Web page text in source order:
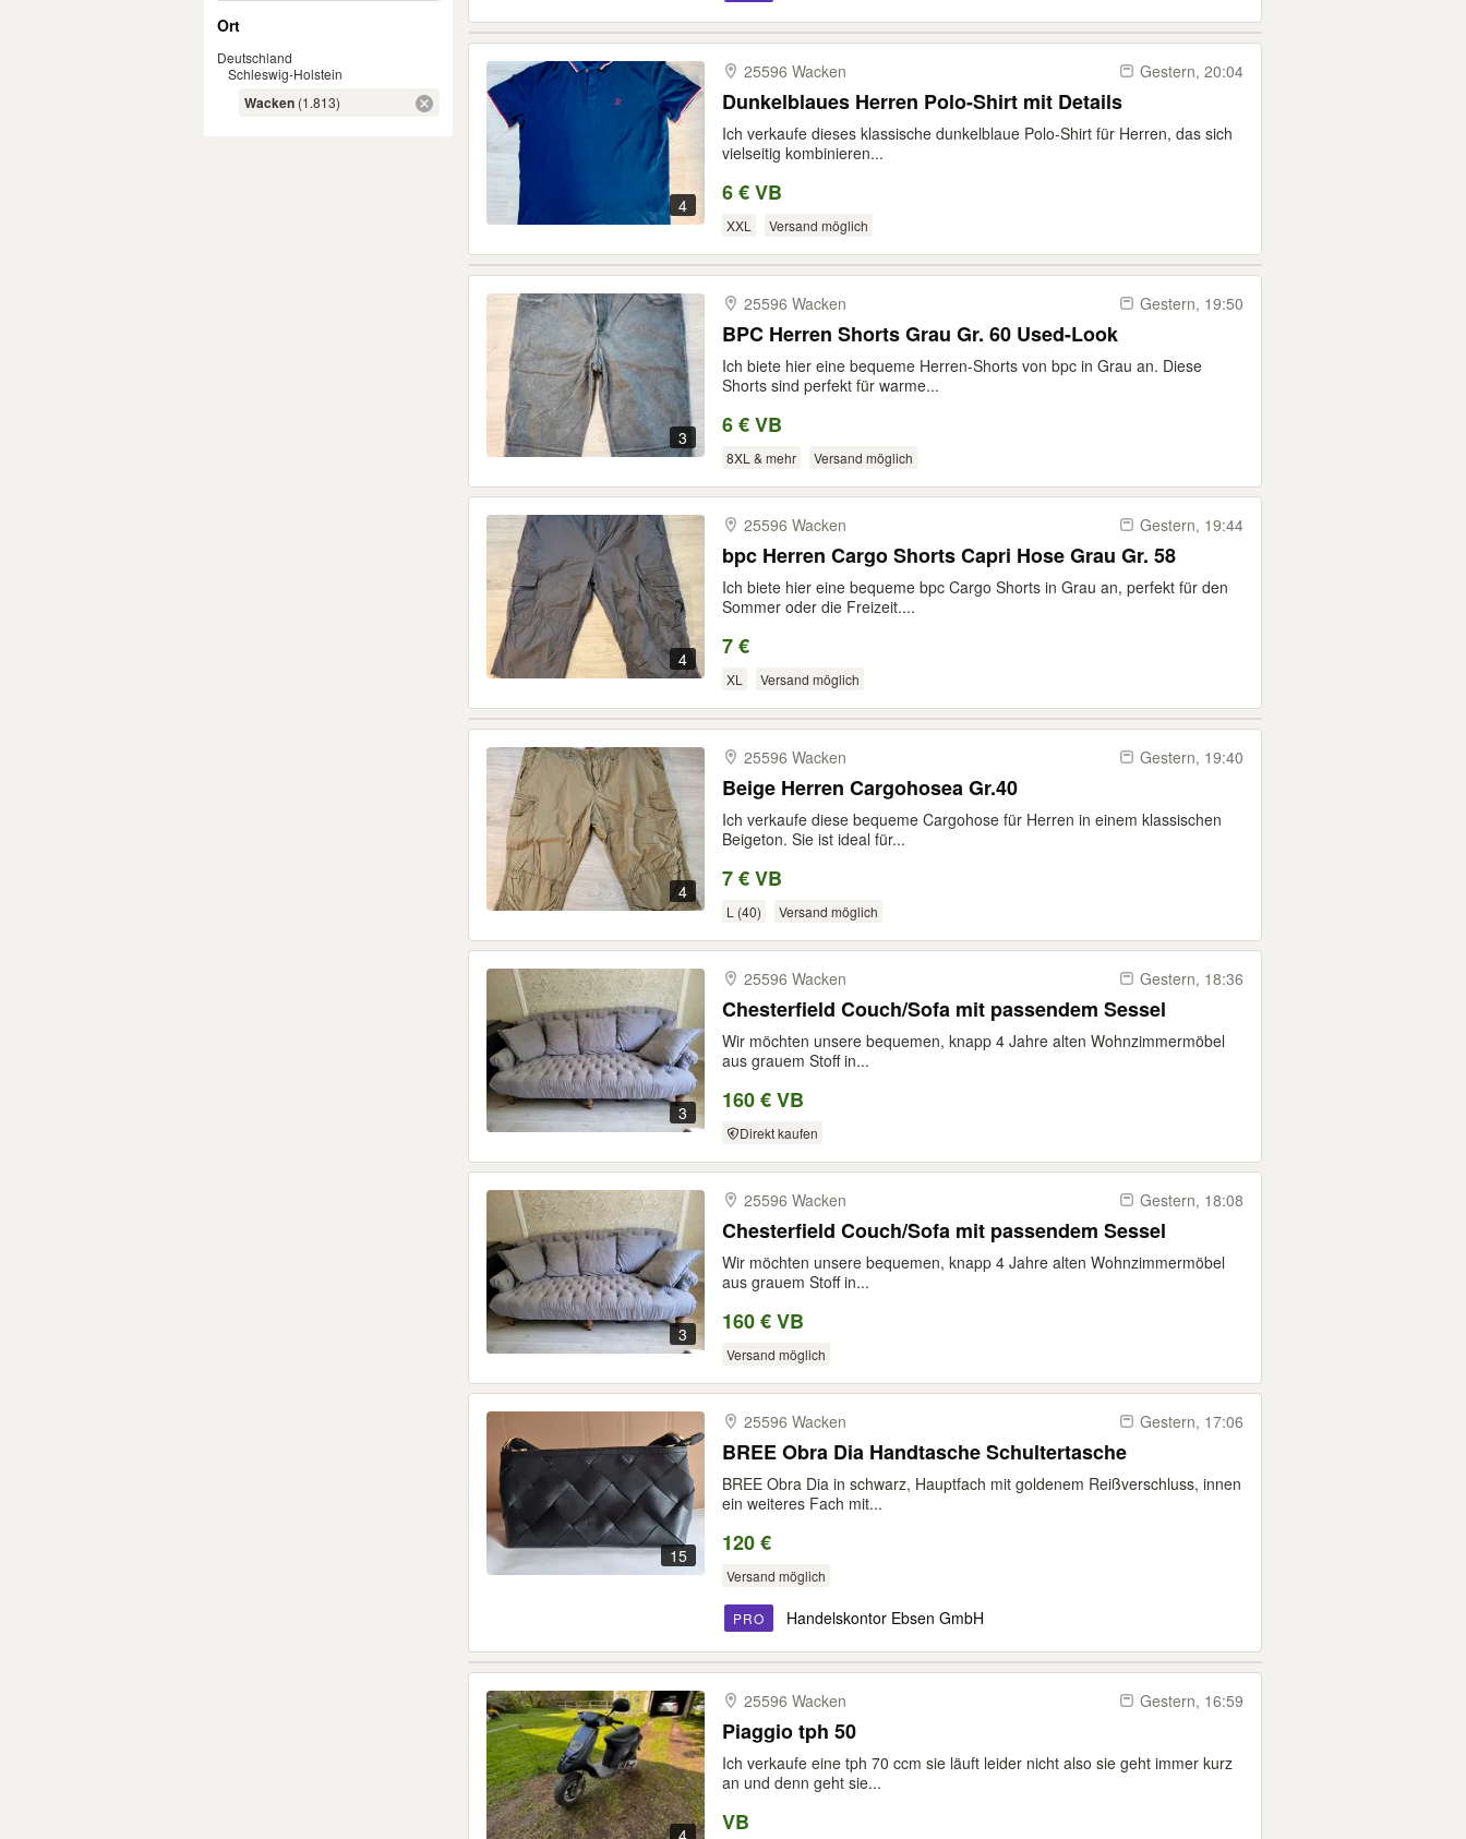
Ort
Deutschland
Schleswig-Holstein
Wacken (1.813)
4
25596 Wacken Gestern, 20:04
Dunkelblaues Herren Polo-Shirt mit Details
Ich verkaufe dieses klassische dunkelblaue Polo-Shirt für Herren, das sich
vielseitig kombinieren...
6 € VB
XXL Versand möglich
3
25596 Wacken Gestern, 19:50
BPC Herren Shorts Grau Gr. 60 Used-Look
Ich biete hier eine bequeme Herren-Shorts von bpc in Grau an. Diese
Shorts sind perfekt für warme...
6 € VB
8XL & mehr Versand möglich
4
25596 Wacken Gestern, 19:44
bpc Herren Cargo Shorts Capri Hose Grau Gr. 58
Ich biete hier eine bequeme bpc Cargo Shorts in Grau an, perfekt für den
Sommer oder die Freizeit....
7 €
XL Versand möglich
4
25596 Wacken Gestern, 19:40
Beige Herren Cargohosea Gr.40
Ich verkaufe diese bequeme Cargohose für Herren in einem klassischen
Beigeton. Sie ist ideal für...
7 € VB
L (40) Versand möglich
3
25596 Wacken Gestern, 18:36
Chesterfield Couch/Sofa mit passendem Sessel
Wir möchten unsere bequemen, knapp 4 Jahre alten Wohnzimmermöbel
aus grauem Stoff in...
160 € VB
Direkt kaufen
3
25596 Wacken Gestern, 18:08
Chesterfield Couch/Sofa mit passendem Sessel
Wir möchten unsere bequemen, knapp 4 Jahre alten Wohnzimmermöbel
aus grauem Stoff in...
160 € VB
Versand möglich
15
25596 Wacken Gestern, 17:06
BREE Obra Dia Handtasche Schultertasche
BREE Obra Dia in schwarz, Hauptfach mit goldenem Reißverschluss, innen
ein weiteres Fach mit...
120 €
Versand möglich
PRO Handelskontor Ebsen GmbH
4
25596 Wacken Gestern, 16:59
Piaggio tph 50
Ich verkaufe eine tph 70 ccm sie läuft leider nicht also sie geht immer kurz
an und denn geht sie...
VB